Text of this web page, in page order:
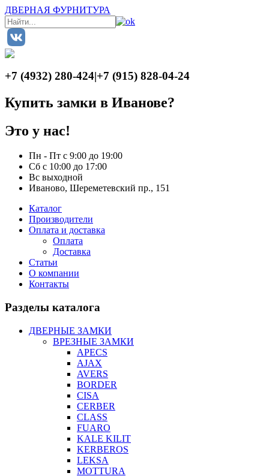
ДВЕРНАЯ ФУРНИТУРА
+7 (4932) 280-424|+7 (915) 828-04-24
Купить замки в Иванове?
Это у нас!
Пн - Пт с 9:00 до 19:00
Сб с 10:00 до 17:00
Вс выходной
Иваново, Шереметевский пр., 151
Каталог
Производители
Оплата и доставка
Оплата
Доставка
Статьи
О компании
Контакты
Разделы каталога
ДВЕРНЫЕ ЗАМКИ
ВРЕЗНЫЕ ЗАМКИ
APECS
AJAX
AVERS
BORDER
CISA
CERBER
CLASS
FUARO
KALE KILIT
KERBEROS
LEKSA
MOTTURA